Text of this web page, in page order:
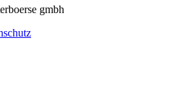
gmbh